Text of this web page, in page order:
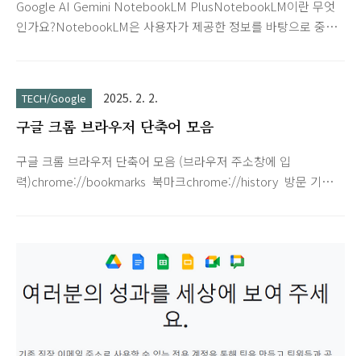
Google AI Gemini NotebookLM PlusNotebookLM이란 무엇
인가요?NotebookLM은 사용자가 제공한 정보를 바탕으로 중요
러 주제를 흥미롭게 연결해 줍니다. 갖고 있는 소스를 흥미로운
오디오 토론으로 전환하여 이동하면서 듣고 학습하세
요.NotebookLM Plus는 한층 강화된 기능이 제공되는 프리미엄
길이를 조정하고, 팀원들에게 공유할 수 있는 노트북을 만들고,
사용 분석을 확인하세요. 또한 NotebookLM Plus 사용자에게는
TECH/Google 2025. 2. 2.
구글 크롬 브라우저 단축어 모음
구글 크롬 브라우저 단축어 모음 (브라우저 주소창에 입
력)chrome://bookmarks 북마크chrome://history 방문 기록
된 확장 프로그램chrome://extentions/shortcuts 확장 프로그
램 단축키 docs.new Google Docs 새 문서 작성sheet.new
Google Sheets 새 시트 작성slide.new Google Slides 새 슬
라이드 작성 유용한 크롬 브라우저 단축키 몇가지Ctrl + Shift +